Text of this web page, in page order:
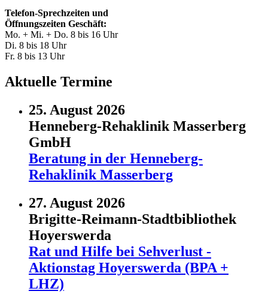
Telefon-Sprechzeiten und
Öffnungszeiten Geschäft:
Mo. + Mi. + Do. 8 bis 16 Uhr
Di. 8 bis 18 Uhr
Fr. 8 bis 13 Uhr
Aktuelle Termine
25. August 2026
Henneberg-Rehaklinik Masserberg
GmbH
Beratung in der Henneberg-
Rehaklinik Masserberg
27. August 2026
Brigitte-Reimann-Stadtbibliothek
Hoyerswerda
Rat und Hilfe bei Sehverlust -
Aktionstag Hoyerswerda (BPA +
LHZ)